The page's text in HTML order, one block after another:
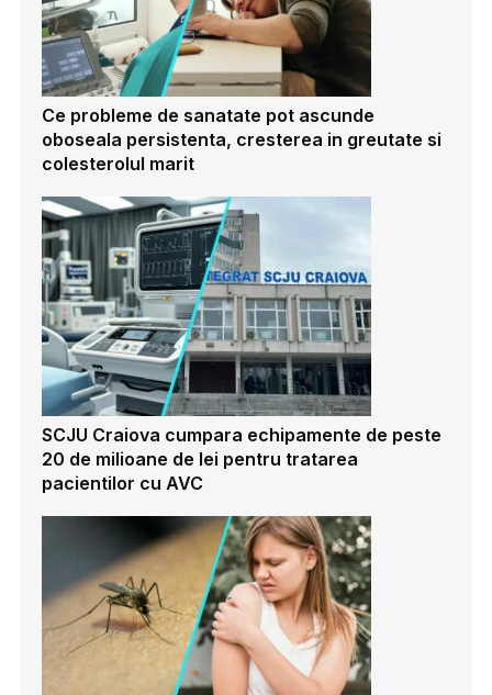
Ce probleme de sanatate pot ascunde
oboseala persistenta, cresterea in greutate si
colesterolul marit
SCJU Craiova cumpara echipamente de peste
20 de milioane de lei pentru tratarea
pacientilor cu AVC